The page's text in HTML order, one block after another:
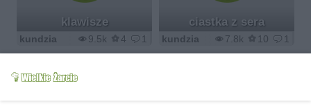
klawisze
9.5k 4 1
kundzia
ciastka z sera
7.8k 10 1
kundzia